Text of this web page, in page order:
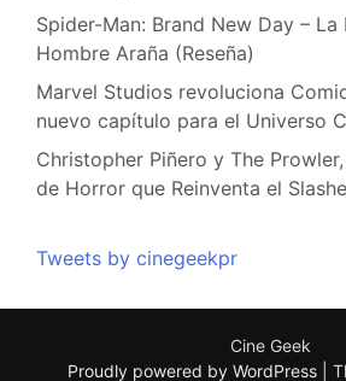
Spider-Man: Brand New Day – La
Hombre Araña (Reseña)
Marvel Studios revoluciona
nuevo capítulo para el Universo
Christopher Piñero y The
de Horror que Reinventa el
Tweets by cinegeekpr
Cine Geek
Proudly powered by WordPress